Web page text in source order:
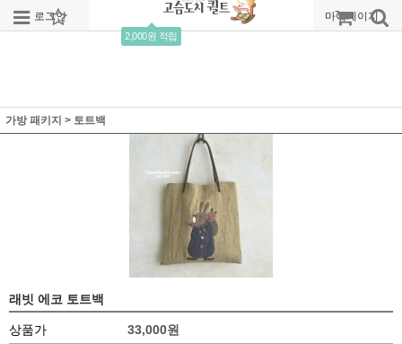
로그인 회원가입
2,000원 적립
주문조회 마이페이지
가방 패키지 > 토트백
래빗 에코 토트백
상품가 33,000원